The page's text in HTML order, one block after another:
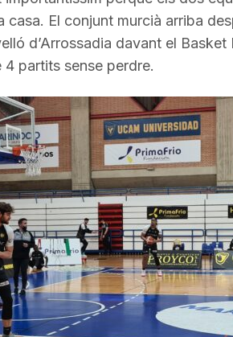
casa. El conjunt murcià arriba
d’Arrossadia davant el
4 partits sense perdre.